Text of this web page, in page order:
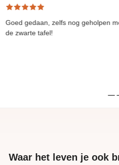
zelfs nog geholpen met het terug
Floortje
Waar het leven je ook